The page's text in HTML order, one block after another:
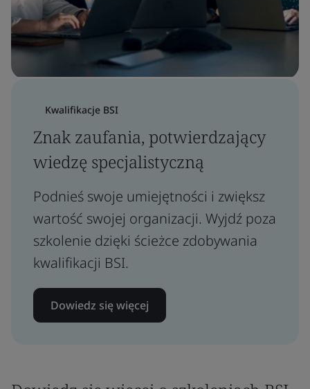
Kwalifikacje BSI
Znak zaufania, potwierdzający
wiedzę specjalistyczną
Podnieś swoje umiejętności i zwiększ
wartość swojej organizacji. Wyjdź poza
szkolenie dzięki ścieżce zdobywania
kwalifikacji BSI.
Dowiedz się więcej